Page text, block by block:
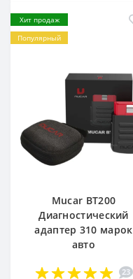
Хит продаж
Популярный
Mucar BT200
Диагностический
адаптер 310 марок
авто
23